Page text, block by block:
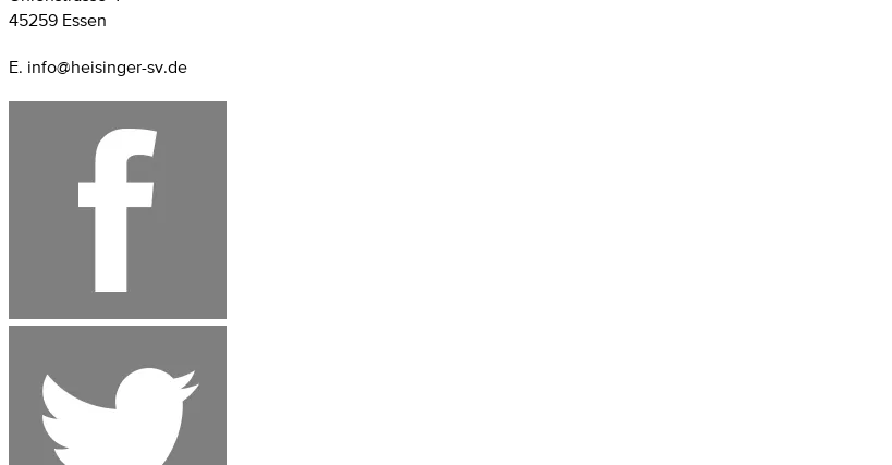
45259 Essen
E. info@heisinger-sv.de